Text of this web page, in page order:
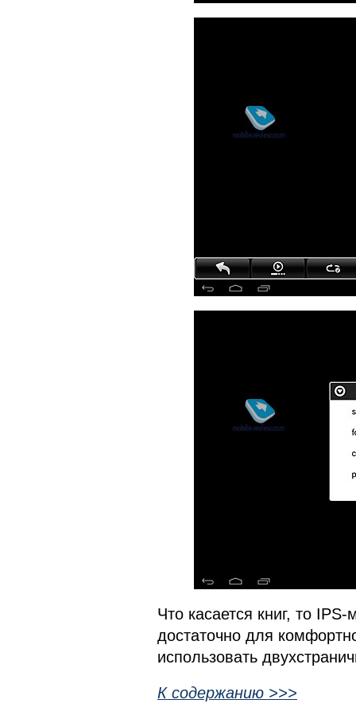
Что касается книг, то
достаточно для
использовать
К содержанию >>>